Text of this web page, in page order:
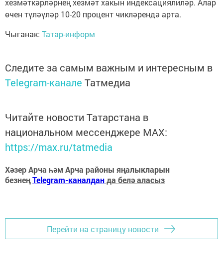
хезмәткәрләрнең хезмәт хакын индексациялиләр. Алар
өчен түләүләр 10-20 процент чикләрендә арта.
Чыганак: Татар-информ
Следите за самым важным и интересным в
Telegram-канале Татмедиа
Читайте новости Татарстана в
национальном мессенджере MАХ:
https://max.ru/tatmedia
Хәзер Арча һәм Арча районы яңалыкларын
безнеңTelegram-каналданда белә аласыз
Перейти на страницу новости